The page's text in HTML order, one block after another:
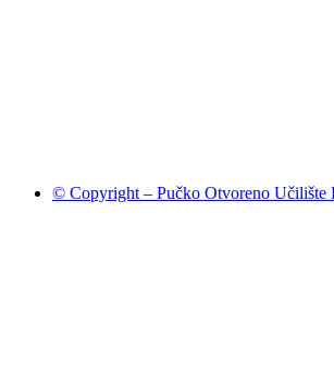
© Copyright – Pučko Otvoreno Učilište